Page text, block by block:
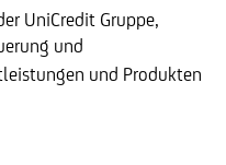
UniCredit Gruppe,
und
und Produkten